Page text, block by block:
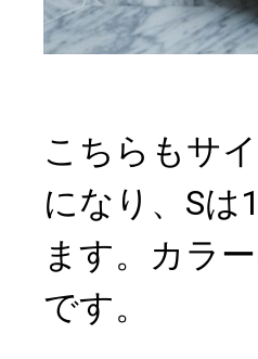
こちらもサ
になり、Sは
ます。カラ
です。